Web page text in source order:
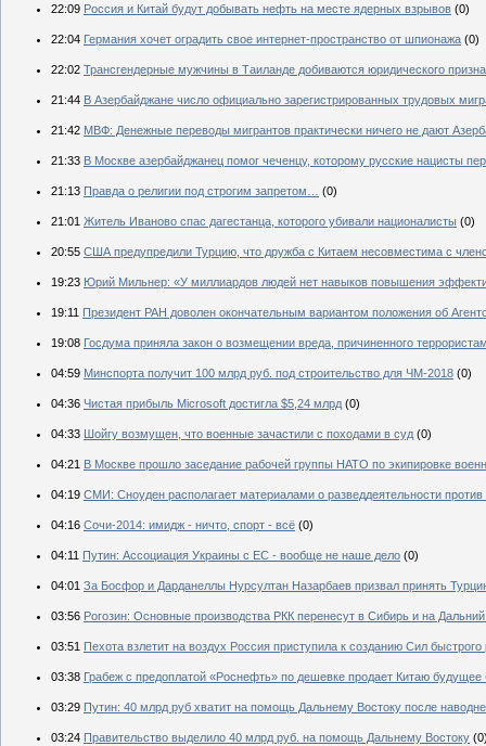
22:09 Россия и Китай будут добывать нефть на месте ядерных взрывов (0)
22:04 Германия хочет оградить свое интернет-пространство от шпионажа (0)
22:02 Трансгендерные мужчины в Таиланде добиваются юридического
21:44 В Азербайджане число официально зарегистрированных трудовых
21:42 МВФ: Денежные переводы мигрантов практически ничего не дают
21:33 В Москве азербайджанец помог чеченцу, которому русские нацисты
21:13 Правда о религии под строгим запретом… (0)
21:01 Житель Иваново спас дагестанца, которого убивали националисты (0)
20:55 США предупредили Турцию, что дружба с Китаем несовместима с
19:23 Юрий Мильнер: «У миллиардов людей нет навыков повышения
19:11 Президент РАН доволен окончательным вариантом положения об
19:08 Госдума приняла закон о возмещении вреда, причиненного
04:59 Минспорта получит 100 млрд руб. под строительство для ЧМ-2018 (0)
04:36 Чистая прибыль Microsoft достигла $5,24 млрд (0)
04:33 Шойгу возмущен, что военные зачастили с походами в суд (0)
04:21 В Москве прошло заседание рабочей группы НАТО по экипировке
04:19 СМИ: Сноуден располагает материалами о разведдеятельности против
04:16 Сочи-2014: имидж - ничто, спорт - всё (0)
04:11 Путин: Ассоциация Украины с ЕС - вообще не наше дело (0)
04:01 За Босфор и Дарданеллы Нурсултан Назарбаев призвал принять
03:56 Рогозин: Основные производства РКК перенесут в Сибирь и на
03:51 Пехота взлетит на воздух Россия приступила к созданию Сил быстрого
03:38 Грабеж с предоплатой «Роснефть» по дешевке продает Китаю будущее
03:29 Путин: 40 млрд руб хватит на помощь Дальнему Востоку после
03:24 Правительство выделило 40 млрд руб. на помощь Дальнему Востоку